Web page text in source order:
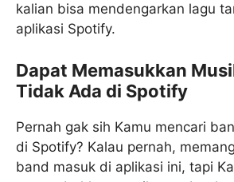
kalian bisa mendengarkan lagu
aplikasi Spotify.
Dapat Memasukkan
Tidak Ada di Spotify
Pernah gak sih Kamu mencari
di Spotify? Kalau pernah,
band masuk di aplikasi ini, tapi